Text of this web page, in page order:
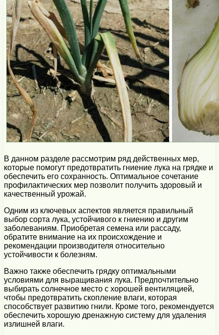
В данном разделе рассмотрим ряд действенных мер,
которые помогут предотвратить гниение лука на грядке и
обеспечить его сохранность. Оптимальное сочетание
профилактических мер позволит получить здоровый и
качественный урожай.
Одним из ключевых аспектов является правильный
выбор сорта лука, устойчивого к гниению и другим
заболеваниям. Приобретая семена или рассаду,
обратите внимание на их происхождение и
рекомендации производителя относительно
устойчивости к болезням.
Важно также обеспечить грядку оптимальными
условиями для выращивания лука. Предпочтительно
выбирать солнечное место с хорошей вентиляцией,
чтобы предотвратить скопление влаги, которая
способствует развитию гнили. Кроме того, рекомендуется
обеспечить хорошую дренажную систему для удаления
излишней влаги.